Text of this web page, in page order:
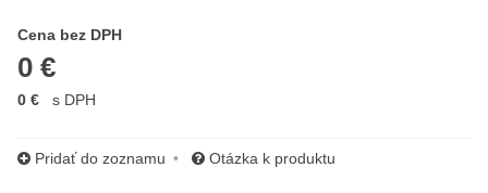
Cena bez DPH
0 €
Cena s DPH
0 € s DPH
Pridať do zoznamu Otázka k produktu